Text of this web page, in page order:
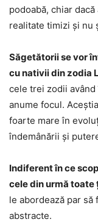
podoabă, chiar
realitate timizi și nu
Săgetătorii se vor
cu nativii din zodia
cele trei zodii
anume focul.
foarte mare în
îndemânării și
Indiferent în ce
cele din urmă toate
le abordează par
abstracte.